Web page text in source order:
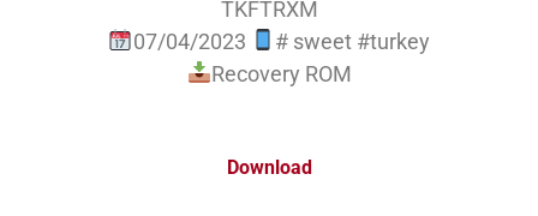
TKFTRXM
07/04/2023
# sweet #turkey
Recovery ROM
Download